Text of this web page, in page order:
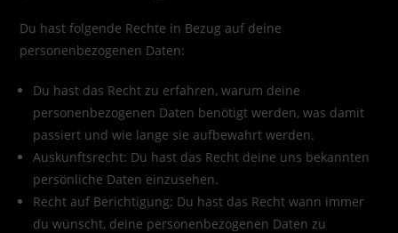
Du hast folgende Rechte in Bezug auf deine
personenbezogenen Daten:
Du hast das Recht zu erfahren, warum deine
personenbezogenen Daten benötigt werden, was damit
passiert und wie lange sie aufbewahrt werden.
Auskunftsrecht: Du hast das Recht deine uns bekannten
persönliche Daten einzusehen.
Recht auf Berichtigung: Du hast das Recht wann immer
du wünscht, deine personenbezogenen Daten zu